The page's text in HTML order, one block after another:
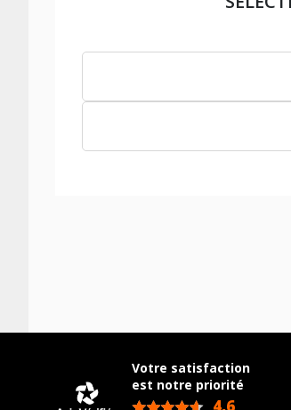
Votre satisfaction
est notre priorité